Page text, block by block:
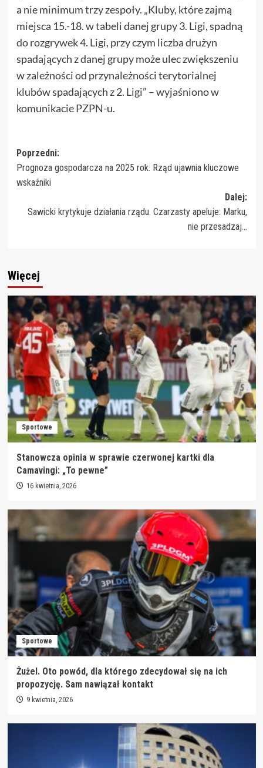
a nie minimum trzy zespoły. „Kluby, które zajmą
miejsca 15.-18. w tabeli danej grupy 3. Ligi, spadną
do rozgrywek 4. Ligi, przy czym liczba drużyn
spadających z danej grupy może ulec zwiększeniu
w zależności od przynależności terytorialnej
klubów spadających z 2. Ligi” – wyjaśniono w
komunikacie PZPN-u.
Zobacz
wpisy
Poprzedni:
Prognoza gospodarcza na 2025 rok: Rząd ujawnia kluczowe
wskaźniki
Dalej:
Sawicki krytykuje działania rządu. Czarzasty apeluje: Marku,
nie przesadzaj…
Więcej
Sportowe
Stanowcza opinia w sprawie czerwonej kartki dla
Camavingi: „To pewne”
16 kwietnia, 2026
Sportowe
Żużel. Oto powód, dla którego zdecydował się na ich
propozycję. Sam nawiązał kontakt
9 kwietnia, 2026